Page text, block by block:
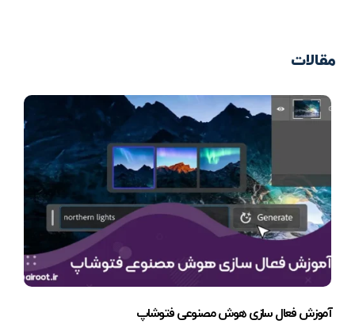
مقالات
آموزش فعال سازی هوش مصنوعی فتوشاپ